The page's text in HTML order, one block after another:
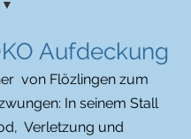
Aufdeckung
von Flözlingen zum
In seinem Stall
Verletzung und